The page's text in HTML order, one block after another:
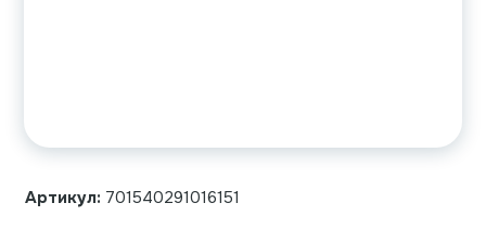
Артикул: 701540291016151